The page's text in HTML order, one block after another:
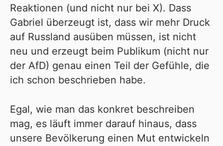
Reaktionen (und nicht nur bei X). Dass
Gabriel überzeugt ist, dass wir mehr Druck
auf Russland ausüben müssen, ist nicht
neu und erzeugt beim Publikum (nicht nur
der AfD) genau einen Teil der Gefühle, die
ich schon beschrieben habe.
Egal, wie man das konkret beschreiben
mag, es läuft immer darauf hinaus, dass
unsere Bevölkerung einen Mut entwickeln